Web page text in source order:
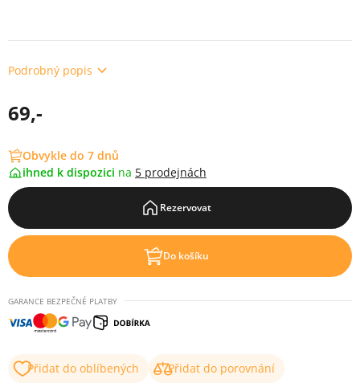
Podrobný popis
69,-
Obvykle do 7 dnů
ihned k dispozici na 5 prodejnách
Rezervovat
Do košíku
GARANCE BEZPEČNÉ PLATBY
Přidat do oblíbených
Přidat do porovnání